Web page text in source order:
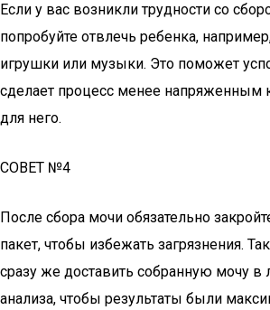
Если у вас возникли трудности со
попробуйте отвлечь ребенка,
игрушки или музыки. Это поможет
сделает процесс менее напряженным
для него.
СОВЕТ №4
После сбора мочи обязательно
пакет, чтобы избежать загрязнения.
сразу же доставить собранную мочу в
анализа, чтобы результаты были